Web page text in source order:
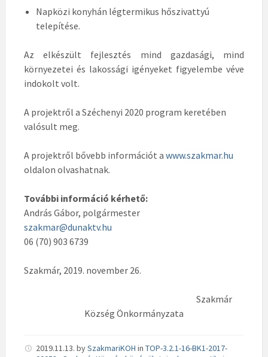
Napközi konyhán légtermikus hőszivattyú
telepítése.
Az elkészült fejlesztés mind gazdasági, mind
környezetei és lakossági igényeket figyelembe véve
indokolt volt.
A projektről a Széchenyi 2020 program keretében
valósult meg.
A projektről bővebb információt a www.szakmar.hu
oldalon olvashatnak.
További információ kérhető:
András Gábor, polgármester
szakmar@dunaktv.hu
06 (70) 903 6739
Szakmár, 2019. november 26.
Szakmár
Község Önkormányzata
2019.11.13. bySzakmariKOH in TOP-3.2.1-16-BK1-2017-